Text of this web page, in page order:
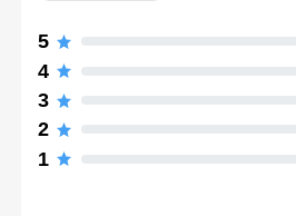
5
4
3
2
1